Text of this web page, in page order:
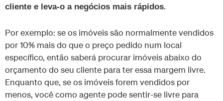
cliente e leva-o a negócios mais rápidos.
Por exemplo: se os imóveis são normalmente vendidos
por 10% mais do que o preço pedido num local
específico, então saberá procurar imóveis abaixo do
orçamento do seu cliente para ter essa margem livre.
Enquanto que, se os imóveis forem vendidos por
menos, você como agente pode sentir-se livre para